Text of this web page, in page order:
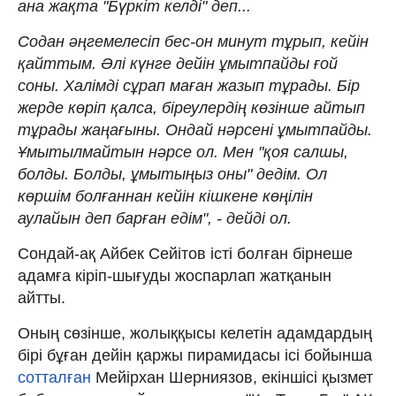
ана жақта "Бүркіт келді" деп...
Содан әңгемелесіп бес-он минут тұрып, кейін
қайттым. Әлі күнге дейін ұмытпайды ғой
соны. Халімді сұрап маған жазып тұрады. Бір
жерде көріп қалса, біреулердің көзінше айтып
тұрады жаңағыны. Ондай нәрсені ұмытпайды.
Ұмытылмайтын нәрсе ол. Мен "қоя салшы,
болды. Болды, ұмытыңыз оны" дедім. Ол
көршім болғаннан кейін кішкене көңілін
аулайын деп барған едім", - дейді ол.
Сондай-ақ Айбек Сейітов істі болған бірнеше
адамға кіріп-шығуды жоспарлап жатқанын
айтты.
Оның сөзінше, жолыққысы келетін адамдардың
бірі бұған дейін қаржы пирамидасы ісі бойынша
сотталған Мейірхан Шерниязов, екіншісі қызмет